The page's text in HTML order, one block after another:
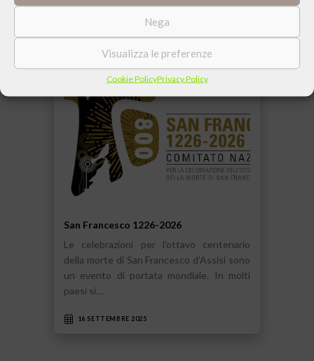
Nega
Visualizza le preferenze
Cookie PolicyPrivacy Policy
30 SETTEMBRE 2025
San Francesco 1226-2026
Le celebrazioni per l’ottavo centenario
della morte di San Francesco d’Assisi sono
un evento di portata mondiale. In molti
paesi si…
16 SETTEMBRE 2025